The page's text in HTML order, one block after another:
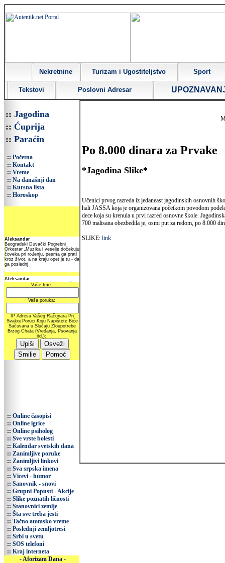
Nekretnine Turizam i Ugostiteljstvo Sport
Tekstovi Poslovni Adresar
:: Jagodina
:: Ćuprija
:: Paraćin
:: Početna
:: Kontakt
:: Vreme
:: Na današnji dan
:: Kursna lista
:: Horoskop
:: Online časopisi
:: Online igrice
:: Online psiholog
:: Sve vrste bolesti
:: Kalendar svetskih dana
:: Zanimljive poruke
:: Zanimljivi linkovi
:: Sva srpska imena
:: Vicevi - humor
:: Sanovnik - snovi
:: Grupni Popusti - Akcije
:: Slike poznatih ličnosti
:: Stanovnici zemlje
:: Šta sve treba jesti
:: Tačno atomsko vreme
:: Poslednji zemljotresi
:: Srbi u svetu
:: SOS telefoni
:: Kraj interneta
- Aforizam Dana -
Po 8.000 dinara za Prvake
*Jagodina Slike*
Učenici prvog razreda iz jedaneast jagodinskih osnovnih
hali JASSA koja je organizovana početkom povodom
dece koja su krenula u prvi razred osnovne škole.
700 malisana obezbedila je, osmi put za redom, po 8.000
SLIKE: link